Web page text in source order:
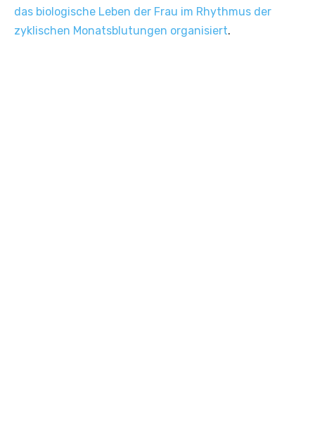
das biologische Leben der Frau im Rhythmus der
zyklischen Monatsblutungen organisiert.